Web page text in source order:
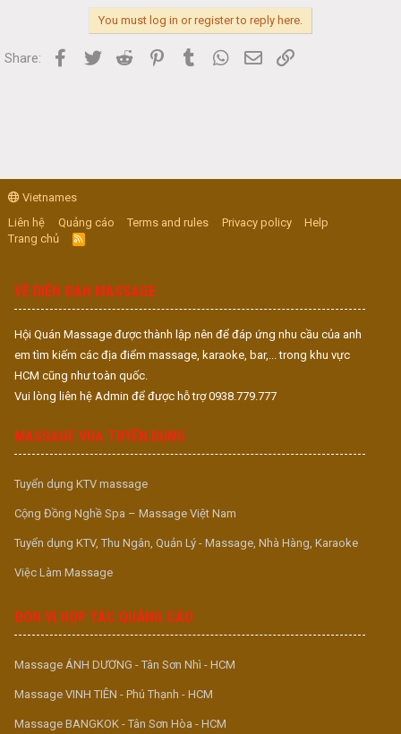
You must log in or register to reply here.
Share: Facebook
Twitter Reddit PinterestTumblr WhatsApp
Email
Vietnames
Liên hệ
Quảng cáo Terms and rules Privacy policy
Help
Trang chủ
R
S
VỀ DIỄN ĐÀN MASSAGE
Hội Quán Massage được thành lập nên để đáp ứng nhu cầu của anh
em tìm kiếm các địa điểm massage, karaoke, bar,... trong khu vực
HCM cũng như toàn quốc.
Vui lòng liên hệ Admin để được hỗ trợ 0938.779.777
MASSAGE VUA TUYỂN DỤNG
Tuyển dụng KTV massage
Cộng Đồng Nghề Spa – Massage Việt Nam
Tuyển dụng KTV, Thu Ngân, Quản Lý - Massage, Nhà Hàng, Karaoke
Việc Làm Massage
ĐƠN VỊ HỢP TÁC QUẢNG CÁO
Massage ÁNH DƯƠNG - Tân Sơn Nhì - HCM
Massage VINH TIÊN - Phú Thạnh - HCM
Massage BANGKOK - Tân Sơn Hòa - HCM